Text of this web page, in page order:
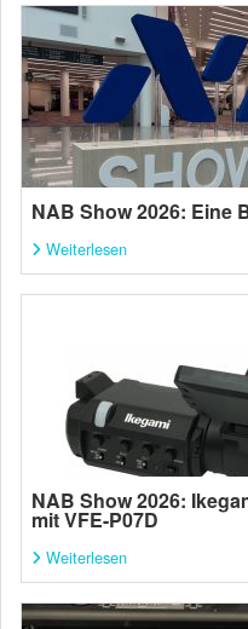
NAB Show 2026: Eine
Weiterlesen
NAB Show 2026:
mit VFE-P07D
Weiterlesen